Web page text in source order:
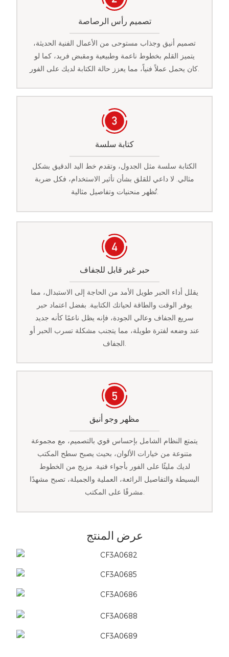
تصميم رأس الرصاصة
تصميم أنيق وجذاب مستوحى من الأعمال الفنية الحديثة،
يتميز القلم بخطوط ناعمة وطبيعية ومقبض فريد، كما لو
كان يحمل عملاً فنياً، مما يعزز حالة الكتابة لديك على الفور.
كتابة سلسة
الكتابة سلسة مثل الجدول، وتقدم خط اليد الدقيق بشكل
مثالي. لا داعي للقلق بشأن تأثير الاستخدام، فكل ضربة
تُظهر منحنيات وتفاصيل مثالية.
حبر غير قابل للجفاف
يقلل أداء الحبر طويل الأمد من الحاجة إلى الاستبدال، مما
يوفر الوقت والطاقة لحياتك الكتابية. بفضل اعتماد حبر
سريع الجفاف وعالي الجودة، فإنه يظل ناعمًا كأنه جديد
عند وضعه لفترة طويلة، مما يتجنب مشكلة تسرب الحبر أو
مظهر وجو أنيق
يتمتع النظام الشامل بإحساس قوي بالتصميم، مع مجموعة
متنوعة من خيارات الألوان، بحيث يصبح سطح المكتب
لديك مليئًا على الفور بأجواء فنية. مزيج من الخطوط
البسيطة والتفاصيل الرائعة، العملية والجميلة، تصبح مشهدًا
مشرقًا على المكتب.
عرض المنتج